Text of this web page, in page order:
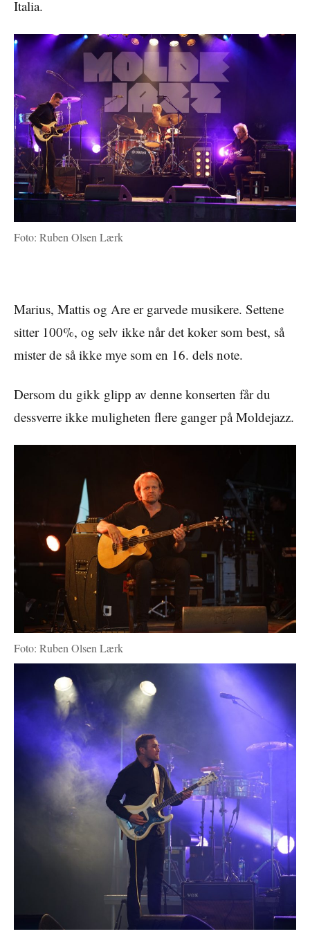
Italia.
Foto: Ruben Olsen Lærk
Marius, Mattis og Are er garvede musikere. Settene
sitter 100%, og selv ikke når det koker som best, så
mister de så ikke mye som en 16. dels note.
Dersom du gikk glipp av denne konserten får du
dessverre ikke muligheten flere ganger på Moldejazz.
Foto: Ruben Olsen Lærk